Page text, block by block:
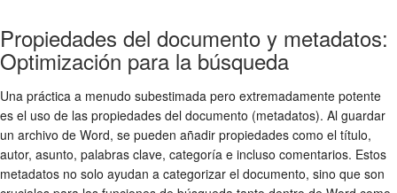
Propiedades del documento y metadatos:
Optimización para la búsqueda
Una práctica a menudo subestimada pero extremadamente potente
es el uso de las propiedades del documento (metadatos). Al guardar
un archivo de Word, se pueden añadir propiedades como el título,
autor, asunto, palabras clave, categoría e incluso comentarios. Estos
metadatos no solo ayudan a categorizar el documento, sino que son